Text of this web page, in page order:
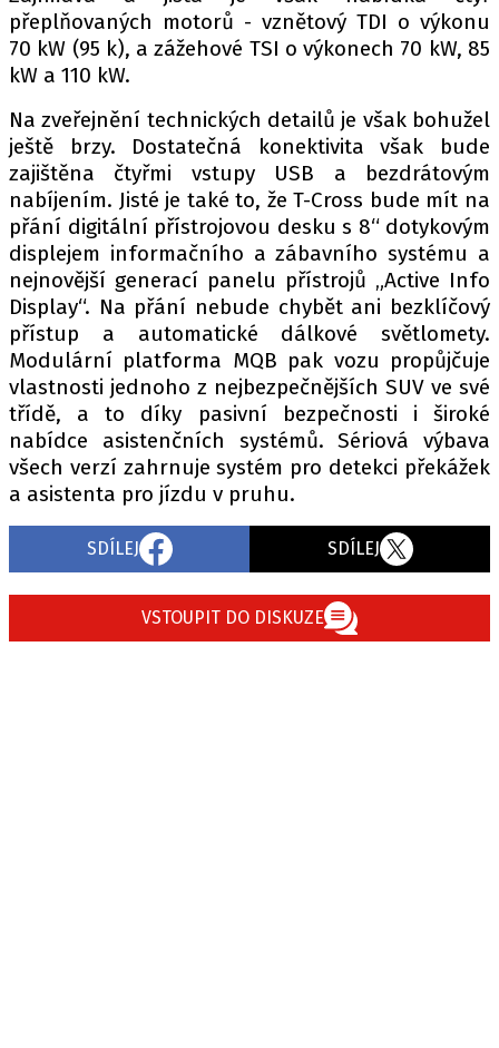
přeplňovaných motorů - vznětový TDI o výkonu
70 kW (95 k), a zážehové TSI o výkonech 70 kW, 85
kW a 110 kW.
Na zveřejnění technických detailů je však bohužel
ještě brzy. Dostatečná konektivita však bude
zajištěna čtyřmi vstupy USB a bezdrátovým
nabíjením. Jisté je také to, že T-Cross bude mít na
přání digitální přístrojovou desku s 8“ dotykovým
displejem informačního a zábavního systému a
nejnovější generací panelu přístrojů „Active Info
Display“. Na přání nebude chybět ani bezklíčový
přístup a automatické dálkové světlomety.
Modulární platforma MQB pak vozu propůjčuje
vlastnosti jednoho z nejbezpečnějších SUV ve své
třídě, a to díky pasivní bezpečnosti i široké
nabídce asistenčních systémů. Sériová výbava
všech verzí zahrnuje systém pro detekci překážek
a asistenta pro jízdu v pruhu.
SDÍLEJ SDÍLEJ
VSTOUPIT DO DISKUZE